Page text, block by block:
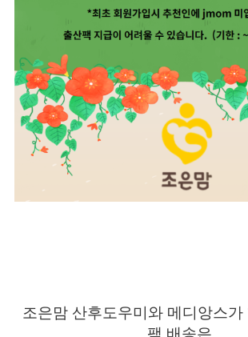
조은맘 산후도우미와 메디앙스
팩 배송은